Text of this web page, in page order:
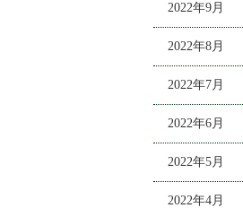
2022年9月
2022年8月
2022年7月
2022年6月
2022年5月
2022年4月